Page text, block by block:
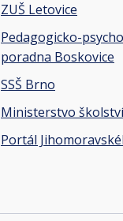
ZUŠ Letovice
Pedagogicko-
poradna Boskovice
SSŠ Brno
Ministerstvo
Portál